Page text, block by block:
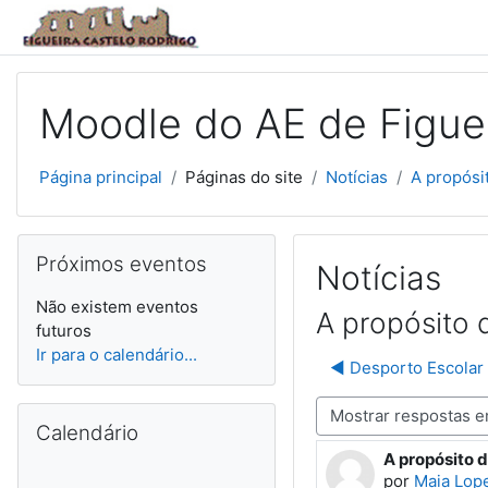
Ir para o conteúdo principal
Moodle do AE de
Página principal Páginas do site Notícias A
Notícias
A propósito
◀︎ Desporto
Modo de visualização
A propósito
por Maia
Número de
Próximos eventos
Não existem eventos
futuros
Ir para o calendário...
Calendário